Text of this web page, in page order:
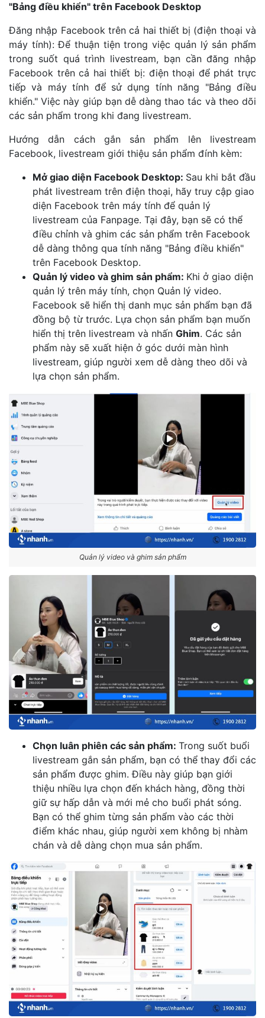
"Bảng điều khiển" trên Facebook Desktop
Đăng nhập Facebook trên cả hai thiết bị (điện thoại và
máy tính): Để thuận tiện trong việc quản lý sản phẩm
trong suốt quá trình livestream, bạn cần đăng nhập
Facebook trên cả hai thiết bị: điện thoại để phát trực
tiếp và máy tính để sử dụng tính năng "Bảng điều
khiển." Việc này giúp bạn dễ dàng thao tác và theo dõi
các sản phẩm trong khi đang livestream.
Hướng dẫn cách gắn sản phẩm lên livestream
Facebook, livestream giới thiệu sản phẩm đính kèm:
Mở giao diện Facebook Desktop: Sau khi bắt đầu
phát livestream trên điện thoại, hãy truy cập giao
diện Facebook trên máy tính để quản lý
livestream của Fanpage. Tại đây, bạn sẽ có thể
điều chỉnh và ghim các sản phẩm trên Facebook
dễ dàng thông qua tính năng "Bảng điều khiển"
trên Facebook Desktop.
Quản lý video và ghim sản phẩm: Khi ở giao diện
quản lý trên máy tính, chọn Quản lý video.
Facebook sẽ hiển thị danh mục sản phẩm bạn đã
đồng bộ từ trước. Lựa chọn sản phẩm bạn muốn
hiển thị trên livestream và nhấn Ghim. Các sản
phẩm này sẽ xuất hiện ở góc dưới màn hình
livestream, giúp người xem dễ dàng theo dõi và
lựa chọn sản phẩm.
Quản lý video và ghim sản phẩm
Chọn luân phiên các sản phẩm: Trong suốt buổi
livestream gắn sản phẩm, bạn có thể thay đổi các
sản phẩm được ghim. Điều này giúp bạn giới
thiệu nhiều lựa chọn đến khách hàng, đồng thời
giữ sự hấp dẫn và mới mẻ cho buổi phát sóng.
Bạn có thể ghim từng sản phẩm vào các thời
điểm khác nhau, giúp người xem không bị nhàm
chán và dễ dàng chọn mua sản phẩm.